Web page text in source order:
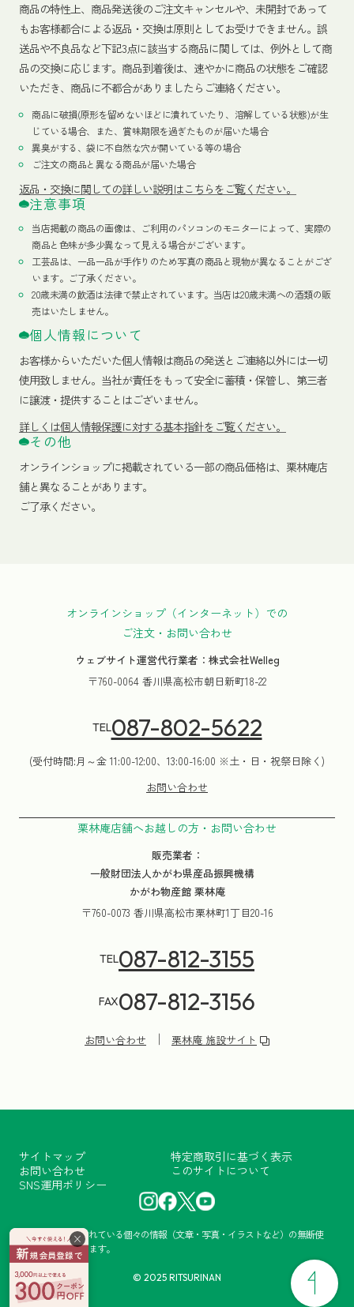
×
商品の特性上、商品発送後のご注文キャンセルや、未開封であって
もお客様都合による返品・交換は原則としてお受けできません。誤
送品や不良品など下記3点に該当する商品に関しては、例外として商
品の交換に応じます。商品到着後は、速やかに商品の状態をご確認
いただき、商品に不都合がありましたらご連絡ください。
商品に破損(原形を留めないほどに潰れていたり、溶解している状態)が生
じている場合、また、賞味期限を過ぎたものが届いた場合
異臭がする、袋に不自然な穴が開いている等の場合
ご注文の商品と異なる商品が届いた場合
返品・交換に関しての詳しい説明はこちらをご覧ください。
注意事項
当店掲載の商品の画像は、ご利用のパソコンのモニターによって、実際の
商品と色味が多少異なって見える場合がございます。
工芸品は、一品一品が手作りのため写真の商品と現物が異なることがござ
います。ご了承ください。
20歳未満の飲酒は法律で禁止されています。当店は20歳未満への酒類の販
売はいたしません。
個人情報について
お客様からいただいた個人情報は商品の発送とご連絡以外には一切
使用致しません。当社が責任をもって安全に蓄積・保管し、第三者
に譲渡・提供することはございません。
詳しくは個人情報保護に対する基本指針をご覧ください。
その他
オンラインショップに掲載されている一部の商品価格は、栗林庵店
舗と異なることがあります。
ご了承ください。
オンラインショップ（インターネット）での
ご注文・お問い合わせ
ウェブサイト運営代行業者：株式会社Welleg
〒760-0064 香川県高松市朝日新町18-22
TEL087-802-5622
(受付時間:月～金 11:00-12:00、13:00-16:00 ※土・日・祝祭日除く)
お問い合わせ
栗林庵店舗へお越しの方・お問い合わせ
販売業者：
一般財団法人かがわ県産品振興機構
かがわ物産館 栗林庵
〒760-0073 香川県高松市栗林町1丁目20-16
TEL087-812-3155
FAX087-812-3156
お問い合わせ 栗林庵 施設サイト
サイトマップ
特定商取引に基づく表示
お問い合わせ
このサイトについて
SNS運用ポリシー
当サイトに掲載されている個々の情報（文章・写真・イラストなど）の無断使
用・転載を禁止します。
© 2025 RITSURINAN